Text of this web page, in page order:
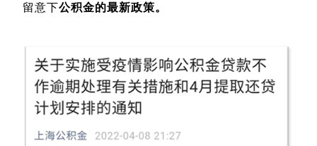
留意下公积金的最新政策。